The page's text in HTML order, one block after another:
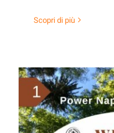
Scopri di più